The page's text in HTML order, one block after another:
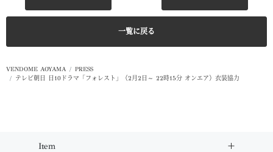
一覧に戻る
VENDOME AOYAMA
PRESS
テレビ朝日 日10ドラマ「フォレスト」（2月2日～ 22時15分 オンエア）衣装協力
Item